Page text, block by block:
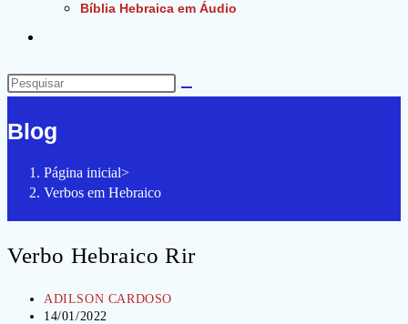
Bíblia Hebraica em Áudio
do
site
Pesquisar
site
Blog
Página inicial>
Verbos em Hebraico
Verbo Hebraico Rir
Autor
do
ADILSON CARDOSO
Post
14/01/2022